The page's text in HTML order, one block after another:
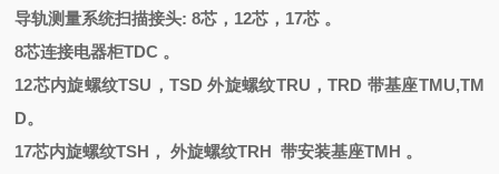
导轨测量系统扫描接头: 8芯，12芯，17芯 。
8芯连接电器柜TDC 。
12芯内旋螺纹TSU，TSD 外旋螺纹TRU，TRD 带基座TMU,TM
D。
17芯内旋螺纹TSH， 外旋螺纹TRH 带安装基座TMH 。